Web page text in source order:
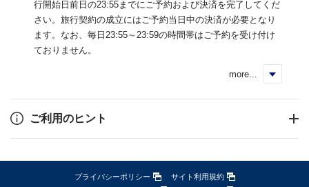
行開始日前日の23:55までにご予約および決済を完了してくだ
さい。旅行契約の成立にはご予約当日中の決済が必要となり
ます。なお、毎日23:55～23:59の時間帯はご予約を受け付け
ておりません。
more...
ご利用のヒント
プライバシーポリシー
サイト利用規約